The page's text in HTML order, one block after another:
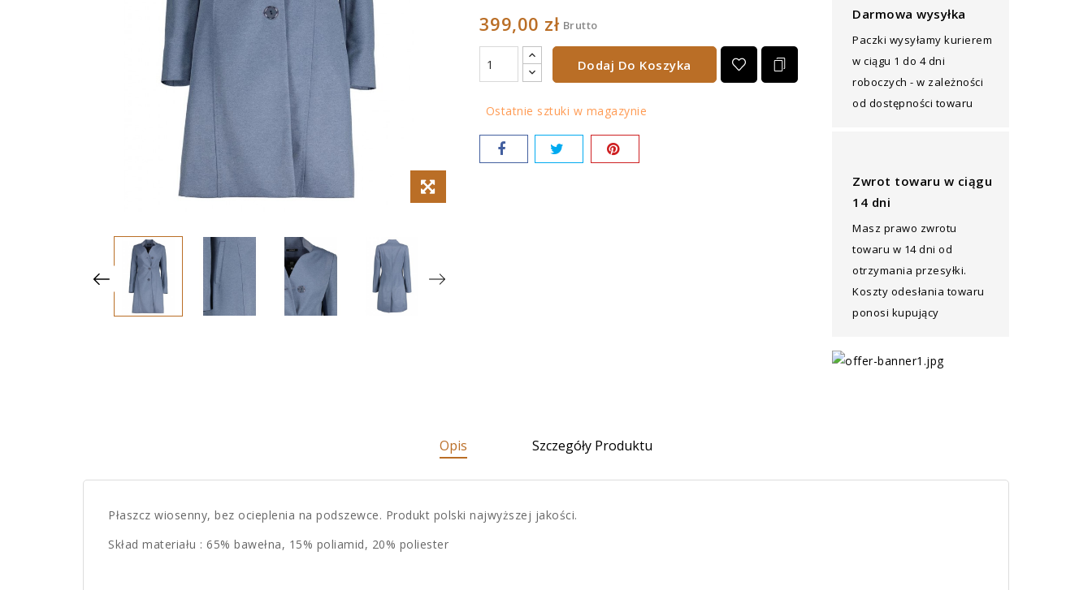
399,00 zł Brutto
Dodaj Do Koszyka
Ostatnie sztuki w magazynie
Darmowa wysyłka
Paczki wysyłamy kurierem
w ciągu 1 do 4 dni
roboczych - w zależności
od dostępności towaru
Zwrot towaru w ciągu
14 dni
Masz prawo zwrotu
towaru w 14 dni od
otrzymania przesyłki.
Koszty odesłania towaru
ponosi kupujący
Opis Szczegóły Produktu
Płaszcz wiosenny, bez ocieplenia na podszewce. Produkt polski najwyższej jakości.
Skład materiału : 65% bawełna, 15% poliamid, 20% poliester